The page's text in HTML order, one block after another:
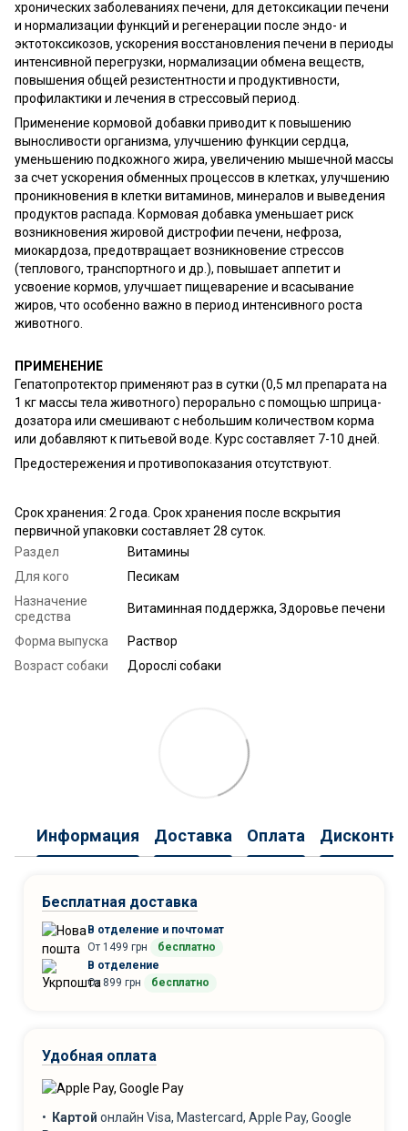
хронических заболеваниях печени, для детоксикации печени
и нормализации функций и регенерации после эндо- и
эктотоксикозов, ускорения восстановления печени в периоды
интенсивной перегрузки, нормализации обмена веществ,
повышения общей резистентности и продуктивности,
профилактики и лечения в стрессовый период.
Применение кормовой добавки приводит к повышению
выносливости организма, улучшению функции сердца,
уменьшению подкожного жира, увеличению мышечной массы
за счет ускорения обменных процессов в клетках, улучшению
проникновения в клетки витаминов, минералов и выведения
продуктов распада. Кормовая добавка уменьшает риск
возникновения жировой дистрофии печени, нефроза,
миокардоза, предотвращает возникновение стрессов
(теплового, транспортного и др.), повышает аппетит и
усвоение кормов, улучшает пищеварение и всасывание
жиров, что особенно важно в период интенсивного роста
животного.
ПРИМЕНЕНИЕ
Гепатопротектор применяют раз в сутки (0,5 мл препарата на
1 кг массы тела животного) перорально с помощью шприца-
дозатора или смешивают с небольшим количеством корма
или добавляют к питьевой воде. Курс составляет 7-10 дней.
Предостережения и противопоказания отсутствуют.
Срок хранения: 2 года. Срок хранения после вскрытия
первичной упаковки составляет 28 суток.
Раздел
Витамины
Для кого
Песикам
Назначение
средства
Витаминная поддержка, Здоровье печени
Форма выпуска
Раствор
Возраст собаки
Дорослі собаки
Информация Доставка Оплата
Бесплатная доставка
В отделение и почтомат
От 1499 грн
бесплатно
В отделение
От 899 грн
бесплатно
Удобная оплата
• Картой онлайн Visa, Mastercard, Apple Pay, Google